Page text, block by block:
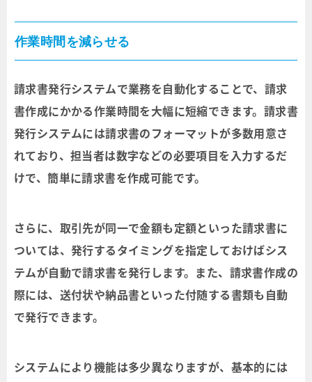
作業時間を減らせる
請求書発行システムで業務を自動化することで、請求
書作成にかかる作業時間を大幅に短縮できます。請求書
発行システムには請求書のフォーマットが多数用意さ
れており、担当者は数字などの必要項目を入力するだ
けで、簡単に請求書を作成可能です。
さらに、取引先が同一で金額も定額といった請求書に
ついては、発行するタイミングを指定しておけばシス
テムが自動で請求書を発行します。また、請求書作成の
際には、送付状や納品書といった付随する書類も自動
で発行できます。
システムにより機能は多少異なりますが、基本的には